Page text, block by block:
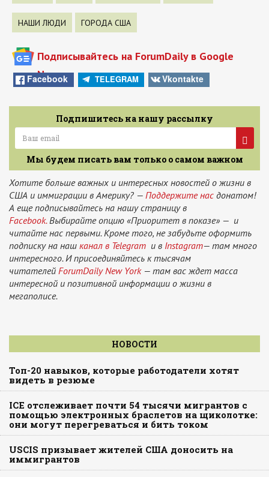
НАШИ ЛЮДИ ГОРОДА США
Подписывайтесь на ForumDaily в Google
News
Facebook TELEGRAM Vkontakte
Подпишитесь на нашу рассылку
Мы будем писать вам только о самом важном
Хотите больше важных и интересных новостей о жизни в
США и иммиграции в Америку? — Поддержите нас донатом!
А еще подписывайтесь на нашу страницу в
Facebook.Выбирайте опцию «Приоритет в показе» — и
читайте нас первыми. Кроме того, не забудьте оформить
подписку на наш канал в Telegram и в Instagram— там много
интересного. И присоединяйтесь к тысячам
читателей ForumDaily New York— там вас ждет масса
интересной и позитивной информации о жизни в
мегаполисе.
НОВОСТИ
Топ-20 навыков, которые работодатели хотят
видеть в резюме
ICE отслеживает почти 54 тысячи мигрантов с
помощью электронных браслетов на щиколотке:
они могут перегреваться и бить током
USCIS призывает жителей США доносить на
иммигрантов